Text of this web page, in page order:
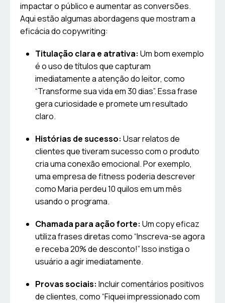
impactar o público e aumentar as conversões.
Aqui estão algumas abordagens que mostram a
eficácia do copywriting:
Titulação clara e atrativa: Um bom exemplo
é o uso de títulos que capturam
imediatamente a atenção do leitor, como
“Transforme sua vida em 30 dias”. Essa frase
gera curiosidade e promete um resultado
claro.
Histórias de sucesso: Usar relatos de
clientes que tiveram sucesso com o produto
cria uma conexão emocional. Por exemplo,
uma empresa de fitness poderia descrever
como Maria perdeu 10 quilos em um mês
usando o programa.
Chamada para ação forte: Um copy eficaz
utiliza frases diretas como “Inscreva-se agora
e receba 20% de desconto!” Isso instiga o
usuário a agir imediatamente.
Provas sociais: Incluir comentários positivos
de clientes, como “Fiquei impressionado com